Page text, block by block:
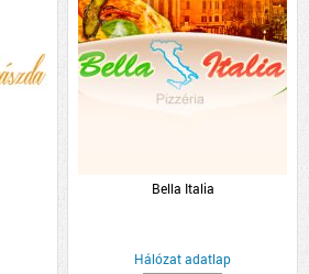
Bella Italia
Hálózat adatlap